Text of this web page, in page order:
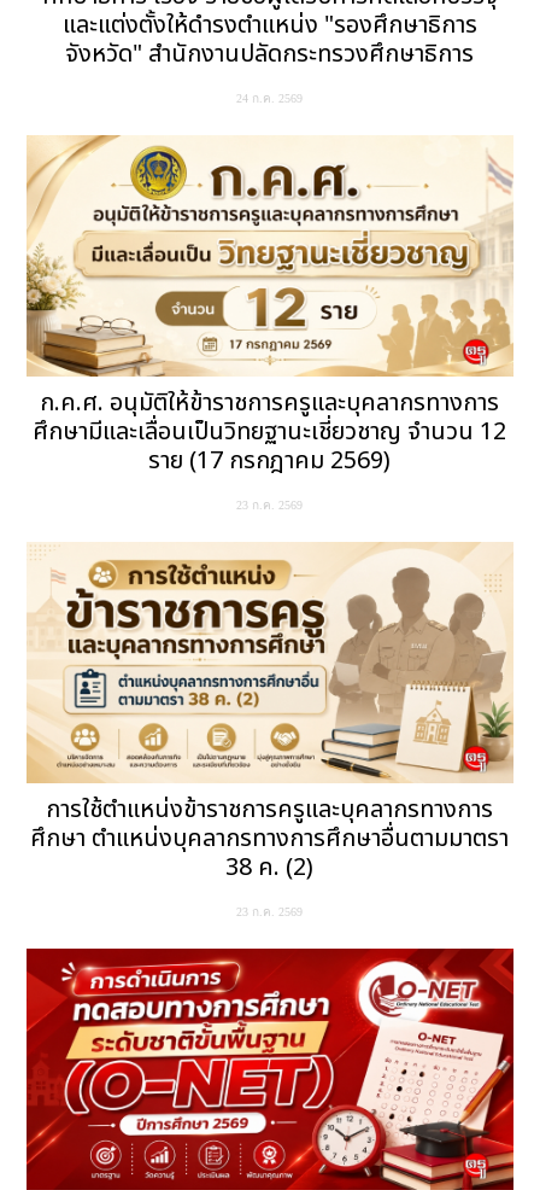
และแต่งตั้งให้ดำรงตำแหน่ง "รองศึกษาธิการ
จังหวัด" สำนักงานปลัดกระทรวงศึกษาธิการ
24 ก.ค. 2569
ก.ค.ศ. อนุมัติให้ข้าราชการครูและบุคลากรทางการ
ศึกษามีและเลื่อนเป็นวิทยฐานะเชี่ยวชาญ จำนวน 12
ราย (17 กรกฎาคม 2569)
23 ก.ค. 2569
การใช้ตำแหน่งข้าราชการครูและบุคลากรทางการ
ศึกษา ตำแหน่งบุคลากรทางการศึกษาอื่นตามมาตรา
38 ค. (2)
23 ก.ค. 2569